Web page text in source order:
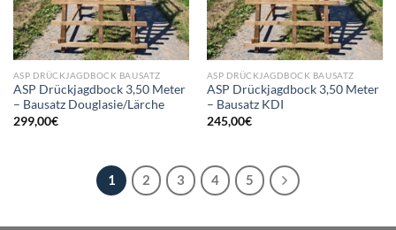
ASP DRÜCKJAGDBOCK BAUSATZ
ASP Drückjagdbock 3,50 Meter
– Bausatz Douglasie/Lärche
299,00€
ASP DRÜCKJAGDBOCK BAUSATZ
ASP Drückjagdbock 3,50 Meter
– Bausatz KDI
245,00€
1 2 3 4 5